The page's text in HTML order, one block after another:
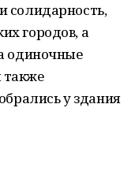
солидарность,
городов, а
одиночные
у здания